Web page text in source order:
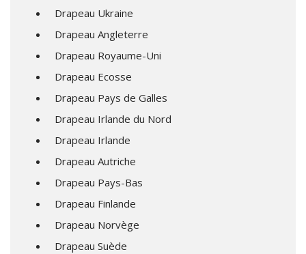
Drapeau Ukraine
Drapeau Angleterre
Drapeau Royaume-Uni
Drapeau Ecosse
Drapeau Pays de Galles
Drapeau Irlande du Nord
Drapeau Irlande
Drapeau Autriche
Drapeau Pays-Bas
Drapeau Finlande
Drapeau Norvège
Drapeau Suède